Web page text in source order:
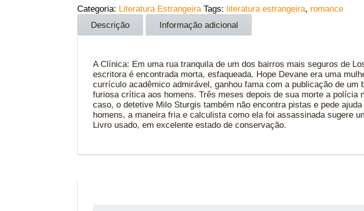
Categoria: Literatura Estrangeira Tags: literatura estrangeira, romance
Descrição
Informação adicional
A Clínica: Em uma rua tranquila de um dos bairros mais seguros de
escritora é encontrada morta, esfaqueada. Hope Devane era uma
currículo acadêmico admirável, ganhou fama com a publicação de
furiosa crítica aos homens. Três meses depois de sua morte a polícia
caso, o detetive Milo Sturgis também não encontra pistas e pede
homens, a maneira fria e calculista como ela foi assassinada sugere
Livro usado, em excelente estado de conservação.